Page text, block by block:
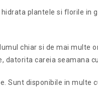
plantele si florile in
chiar si de mai
datorita careia seamana
disponibile in multe